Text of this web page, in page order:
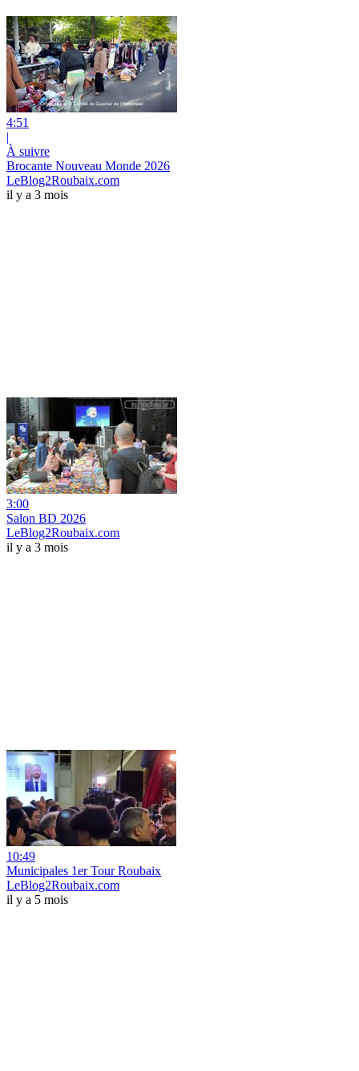
4:51
|
À suivre
Brocante Nouveau Monde 2026
LeBlog2Roubaix.com
il y a 3 mois
3:00
Salon BD 2026
LeBlog2Roubaix.com
il y a 3 mois
10:49
Municipales 1er Tour Roubaix
LeBlog2Roubaix.com
il y a 5 mois